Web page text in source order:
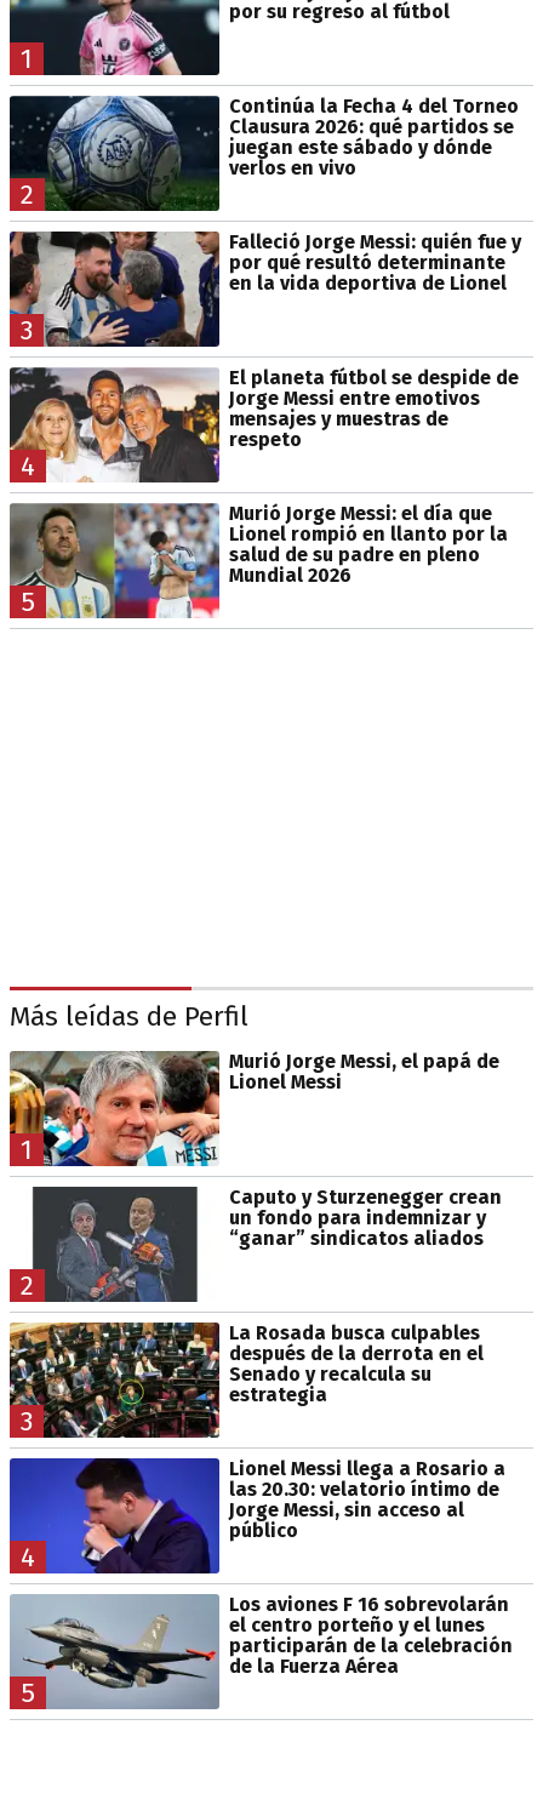
1
por su regreso al fútbol
2
Continúa la Fecha 4 del Torneo
Clausura 2026: qué partidos se
juegan este sábado y dónde
verlos en vivo
3
Falleció Jorge Messi: quién fue y
por qué resultó determinante
en la vida deportiva de Lionel
4
El planeta fútbol se despide de
Jorge Messi entre emotivos
mensajes y muestras de
respeto
5
Murió Jorge Messi: el día que
Lionel rompió en llanto por la
salud de su padre en pleno
Mundial 2026
Más leídas de Perfil
1
Murió Jorge Messi, el papá de
Lionel Messi
2
Caputo y Sturzenegger crean
un fondo para indemnizar y
“ganar” sindicatos aliados
3
La Rosada busca culpables
después de la derrota en el
Senado y recalcula su
estrategia
4
Lionel Messi llega a Rosario a
las 20.30: velatorio íntimo de
Jorge Messi, sin acceso al
público
5
Los aviones F 16 sobrevolarán
el centro porteño y el lunes
participarán de la celebración
de la Fuerza Aérea